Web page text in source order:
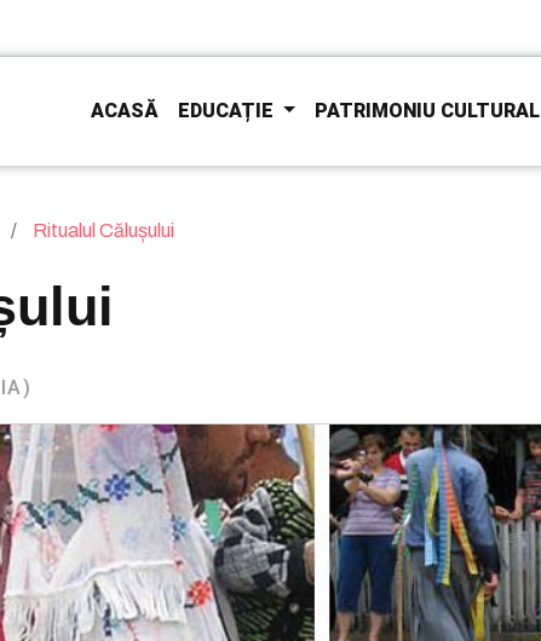
ACASĂ EDUCAȚIE PATRIMONIU CULTURAL
Ritualul Călușului